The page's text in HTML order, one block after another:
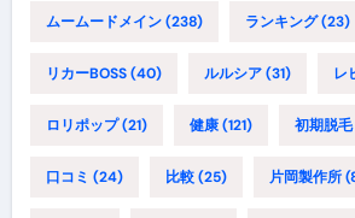
ムームードメイン(238) ランキング(23)
リカーBOSS(40) ルルシア(31) レ
ロリポップ(21) 健康(121) 初期脱毛
口コミ (24) 比較(25) 片岡製作所